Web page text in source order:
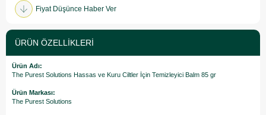
Fiyat Düşünce Haber Ver
ÜRÜN ÖZELLIKLERI
Ürün Adı:
The Purest Solutions Hassas ve Kuru Ciltler İçin Temizleyici Balm 85 gr
Ürün Markası:
The Purest Solutions